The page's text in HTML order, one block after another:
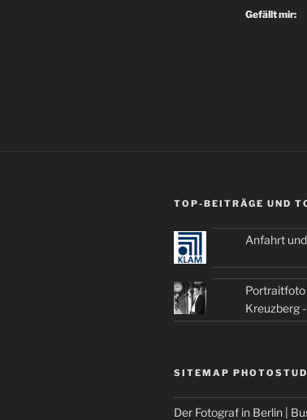
Gefällt mir:
TOP-BEITRÄGE UND
Anfahrt
Portraitfoto
Kreuzberg
SITEMAP
Der Fotograf in Berlin |